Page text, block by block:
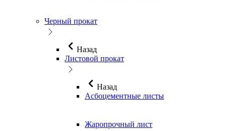
Черный прокат
Назад
Листовой прокат
Назад
Асбоцементные листы
Жаропрочный лист